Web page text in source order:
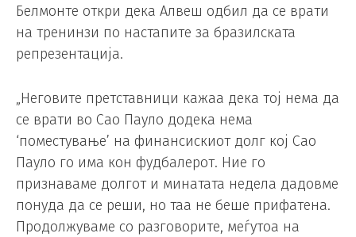
Белмонте откри дека Алвеш одбил да се врати
на тренинзи по настапите за бразилската
репрезентација.
„Неговите претставници кажаа дека тој нема да
се врати во Сао Пауло додека нема
‘поместување’ на финансискиот долг кој Сао
Пауло го има кон фудбалерот. Ние го
признаваме долгот и минатата недела дадовме
понуда да се реши, но таа не беше прифатена.
Продолжуваме со разговорите, меѓутоа на